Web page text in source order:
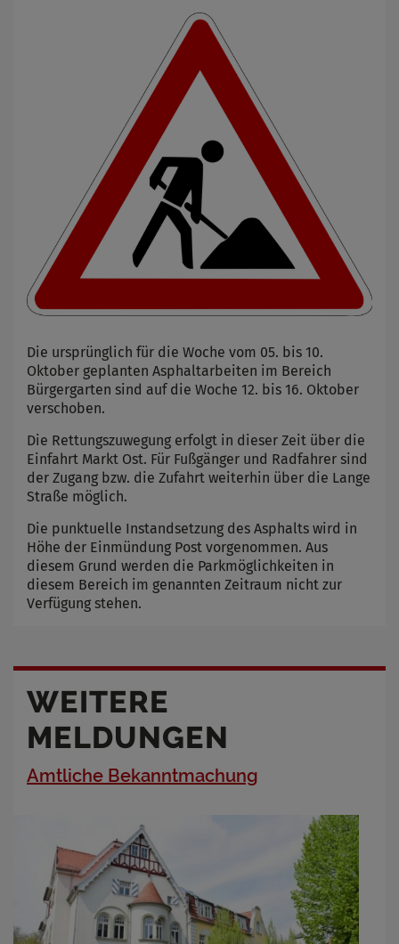
Die ursprünglich für die Woche vom 05. bis 10.
Oktober geplanten Asphaltarbeiten im Bereich
Bürgergarten sind auf die Woche 12. bis 16. Oktober
verschoben.
Die Rettungszuwegung erfolgt in dieser Zeit über die
Einfahrt Markt Ost. Für Fußgänger und Radfahrer sind
der Zugang bzw. die Zufahrt weiterhin über die Lange
Straße möglich.
Die punktuelle Instandsetzung des Asphalts wird in
Höhe der Einmündung Post vorgenommen. Aus
diesem Grund werden die Parkmöglichkeiten in
diesem Bereich im genannten Zeitraum nicht zur
Verfügung stehen.
WEITERE
MELDUNGEN
Amtliche Bekanntmachung